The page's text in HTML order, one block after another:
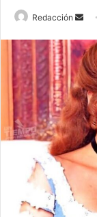
Redacción
n
d
a
n
e
m
a
i